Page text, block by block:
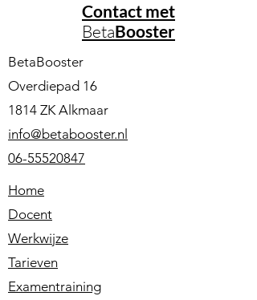
Contact met
BetaBooster
BetaBooster
Overdiepad 16
1814 ZK Alkmaar
info@betabooster.nl
06-55520847
Home
Docent
Werkwijze
Tarieven
Examentraining